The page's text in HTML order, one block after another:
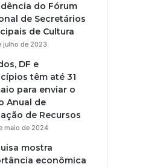
do Fórum
de Secretários
de Cultura
julho de 2023
DF e
têm até 31
para enviar o
Anual de
de Recursos
maio de 2024
mostra
econômica